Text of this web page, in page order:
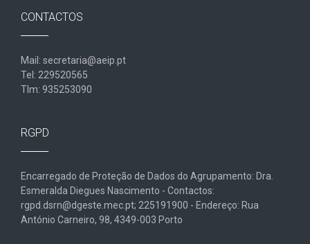
CONTACTOS
Mail: secretaria@aeip.pt
Tel: 229520565
Tlm: 935253090
RGPD
Encarregado de Proteção de Dados do Agrupamento: Dra.
Esmeralda Diegues Nascimento - Contactos:
rgpd.dsrn@dgeste.mec.pt; 225191900 - Endereço: Rua
António Carneiro, 98, 4349-003 Porto